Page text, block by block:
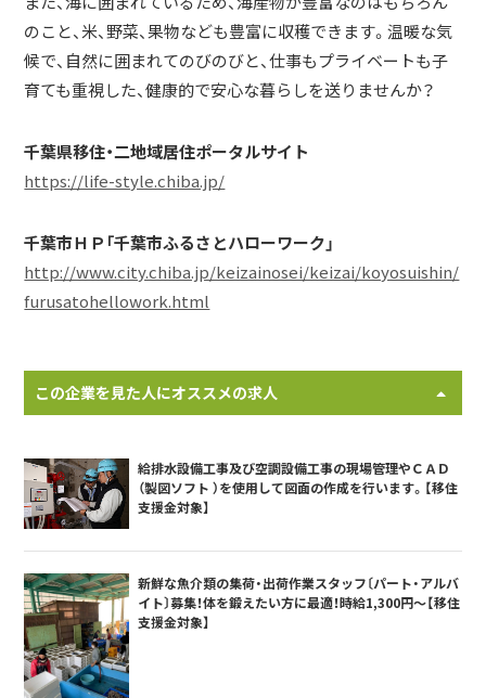
のこと、米、野菜、果物なども豊富に収穫できます。温暖な気
候で、自然に囲まれてのびのびと、仕事もプライベートも子
育ても重視した、健康的で安心な暮らしを送りませんか？
千葉県移住・二地域居住ポータルサイト
https://life-style.chiba.jp/
千葉市ＨＰ「千葉市ふるさとハローワーク」
http://www.city.chiba.jp/keizainosei/keizai/koyosuishin/
furusatohellowork.html
この企業を見た人にオススメの求人
給排水設備工事及び空調設備工事の現場管理やＣＡＤ
（製図ソフト ）を使用して図面の作成を行います。【移住
支援金対象】
新鮮な魚介類の集荷・出荷作業スタッフ〔パート・アルバ
イト〕募集！体を鍛えたい方に最適！時給1,300円～【移住
支援金対象】